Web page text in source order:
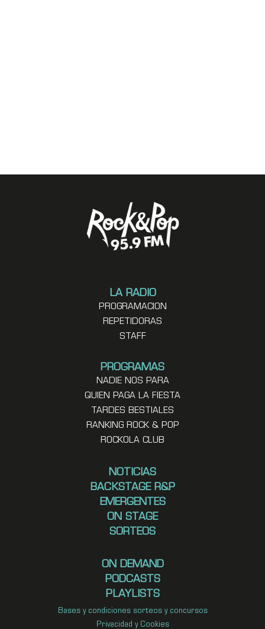
LA RADIO
PROGRAMACION
REPETIDORAS
STAFF
PROGRAMAS
NADIE NOS PARA
QUIEN PAGA LA FIESTA
TARDES BESTIALES
RANKING ROCK & POP
ROCKOLA CLUB
NOTICIAS
BACKSTAGE R&P
EMERGENTES
ON STAGE
SORTEOS
ON DEMAND
PODCASTS
PLAYLISTS
Bases y condiciones sorteos y concursos
Privacidad y Cookies